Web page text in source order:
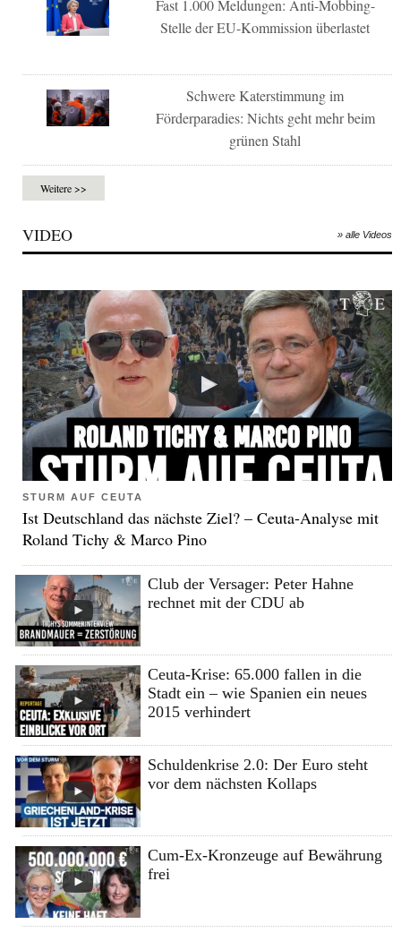
Fast 1.000 Meldungen: Anti-Mobbing-
Stelle der EU-Kommission überlastet
Schwere Katerstimmung im
Förderparadies: Nichts geht mehr beim
grünen Stahl
Weitere >>
VIDEO » alle Videos
STURM AUF CEUTA
Ist Deutschland das nächste Ziel? – Ceuta-Analyse mit
Roland Tichy & Marco Pino
Club der Versager: Peter Hahne
rechnet mit der CDU ab
Ceuta-Krise: 65.000 fallen in die
Stadt ein – wie Spanien ein neues
2015 verhindert
Schuldenkrise 2.0: Der Euro steht
vor dem nächsten Kollaps
Cum-Ex-Kronzeuge auf Bewährung
frei